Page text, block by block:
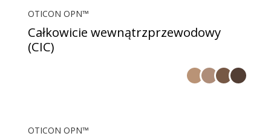
OTICON OPN™
Całkowicie wewnątrzprzewodowy
(CIC)
OTICON OPN™